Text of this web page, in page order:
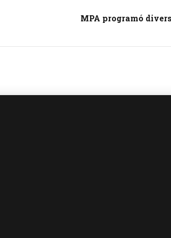
MPA programó